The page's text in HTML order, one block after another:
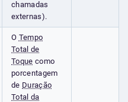
chamadas
externas).
O Tempo
Total de
Toque como
porcentagem
de Duração
Total da